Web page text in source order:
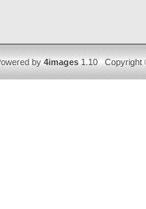
by4images1.10 Copyright